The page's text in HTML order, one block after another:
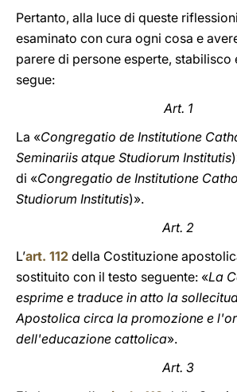
Pertanto, alla luce di queste
esaminato con cura ogni cosa e
parere di persone esperte, stabilisco
segue:
Art. 1
La «Congregatio de Institutione
Seminariis atque Studiorum Institutis
di «Congregatio de Institutione
Studiorum Institutis)».
Art. 2
L’art. 112 della Costituzione
sostituito con il testo seguente: «La
esprime e traduce in atto la
Apostolica circa la promozione e
dell'educazione cattolica».
Art. 3